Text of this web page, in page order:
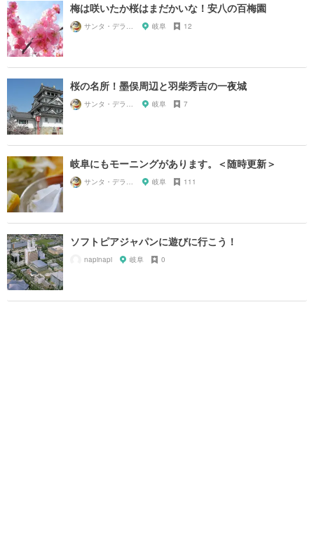
梅は咲いたか桜はまだかいな！安八の百梅園
サンタ・デラックス 岐阜 12
桜の名所！墨俣周辺と羽柴秀吉の一夜城
サンタ・デラックス 岐阜 7
岐阜にもモーニングがあります。＜随時更新＞
サンタ・デラックス 岐阜 111
ソフトピアジャパンに遊びに行こう！
napinapi 岐阜 0